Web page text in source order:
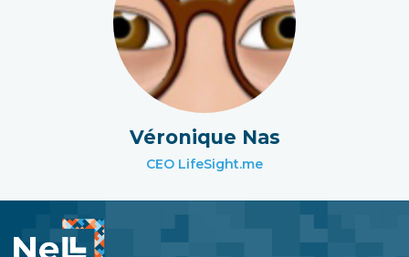
Véronique Nas
CEO LifeSight.me